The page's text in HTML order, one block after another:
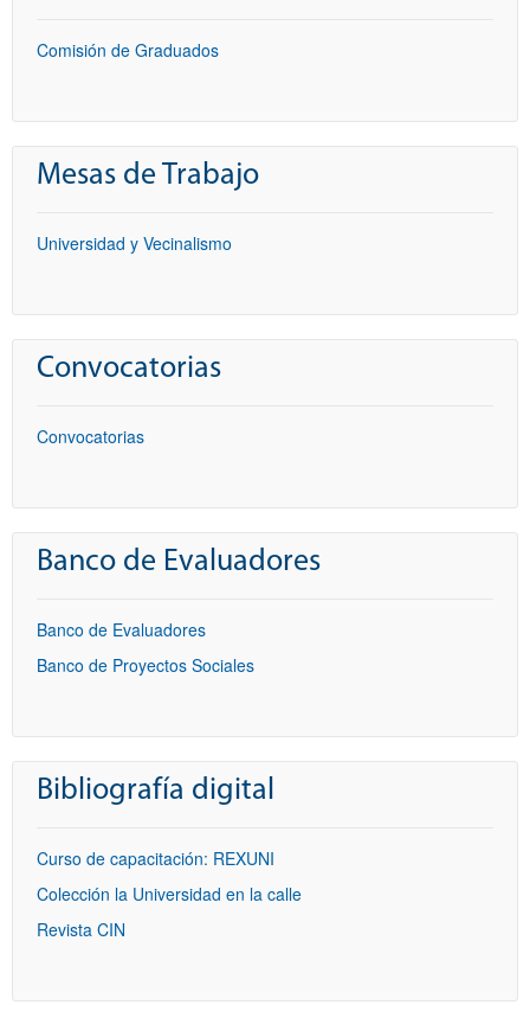
Comisión de Graduados
Mesas de Trabajo
Universidad y Vecinalismo
Convocatorias
Convocatorias
Banco de Evaluadores
Banco de Evaluadores
Banco de Proyectos Sociales
Bibliografía digital
Curso de capacitación: REXUNI
Colección la Universidad en la calle
Revista CIN